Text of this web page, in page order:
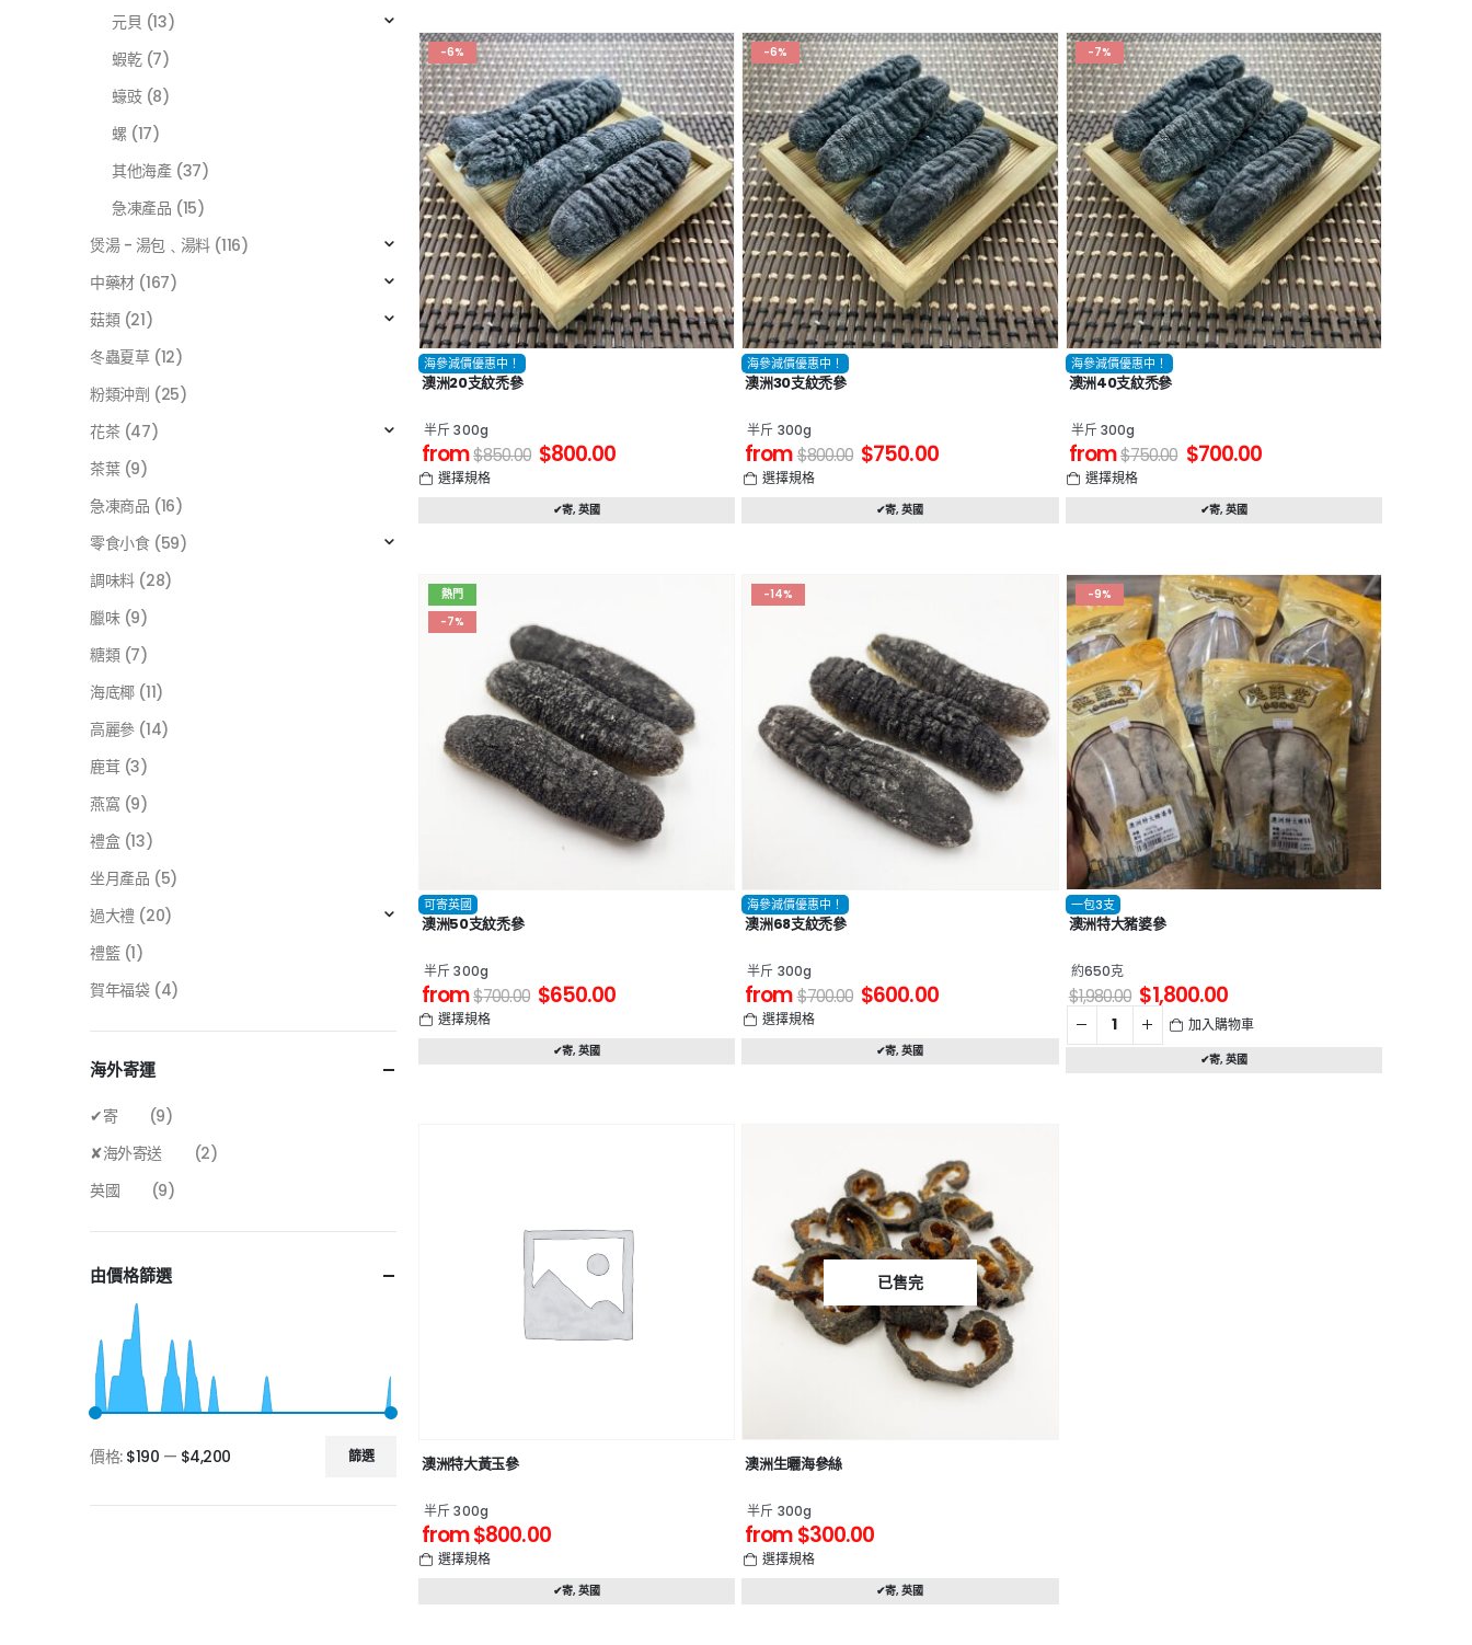
-6%
海參減價優惠中！
澳洲20支紋禿參
半斤 300g
from$850.00 $800.00
選擇規格
✔寄,英國
-6%
海參減價優惠中！
澳洲30支紋禿參
半斤 300g
from$800.00 $750.00
選擇規格
✔寄,英國
-7%
海參減價優惠中！
澳洲40支紋禿參
半斤 300g
from$750.00 $700.00
選擇規格
✔寄, 英國
熱門
-7%
可寄英國
澳洲50支紋禿參
半斤 300g
from$700.00 $650.00
選擇規格
✔寄,英國
-14%
海參減價優惠中！
澳洲68支紋禿參
半斤 300g
from$700.00 $600.00
選擇規格
✔寄,英國
-9%
一包3支
澳洲特大豬婆參
約650克
$1,980.00 $1,800.00
加入購物車
✔寄, 英國
澳洲特大黃玉參
半斤 300g
from$800.00
選擇規格
✔寄,英國
已售完
澳洲生曬海參絲
半斤 300g
from $300.00
選擇規格
✔寄,英國
元貝 (13)
蝦乾 (7)
蠔豉 (8)
螺 (17)
其他海產 (37)
急凍產品 (15)
煲湯 - 湯包﹑湯料 (116)
中藥材 (167)
菇類 (21)
冬蟲夏草 (12)
粉類沖劑 (25)
花茶 (47)
茶葉 (9)
急凍商品 (16)
零食小食 (59)
調味料 (28)
臘味 (9)
糖類 (7)
海底椰 (11)
高麗參 (14)
鹿茸 (3)
燕窩 (9)
禮盒 (13)
坐月產品 (5)
過大禮 (20)
禮籃 (1)
賀年福袋 (4)
海外寄運
✔寄
(9)
✘海外寄送
(2)
英國
(9)
由價格篩選
篩選
價格: $190 — $4,200